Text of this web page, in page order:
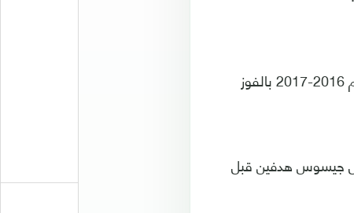
وفي مباراة أخرى، استهل أرسنال مشاركته في دوري أبطال أوروبا لأول مرة منذ موسم 2016-2017 بالفوز
جيسوس هدفين قبل